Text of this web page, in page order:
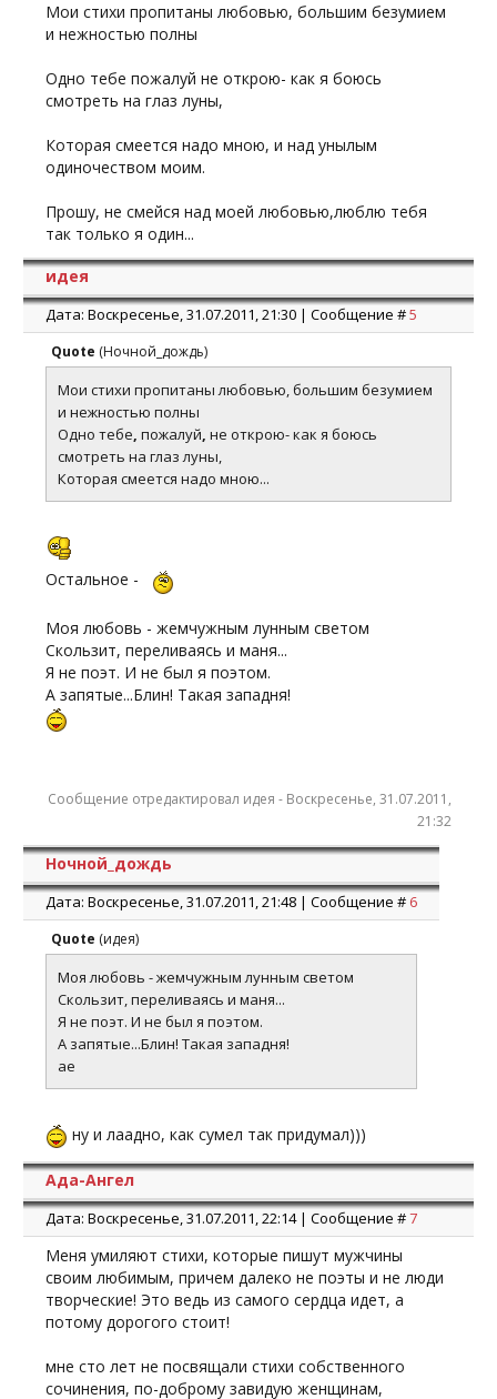
Мои стихи пропитаны любовью, большим безумием
и нежностью полны
Одно тебе пожалуй не открою- как я боюсь
смотреть на глаз луны,
Которая смеется надо мною, и над унылым
одиночеством моим.
Прошу, не смейся над моей любовью,люблю тебя
так только я один...
идея
Дата: Воскресенье, 31.07.2011, 21:30 | Сообщение #5
Quote (Ночной_дождь)
Мои стихи пропитаны любовью, большим безумием
и нежностью полны
Одно тебе, пожалуй, не открою- как я боюсь
смотреть на глаз луны,
Которая смеется надо мною...
Остальное -
Моя любовь - жемчужным лунным светом
Скользит, переливаясь и маня...
Я не поэт. И не был я поэтом.
А запятые...Блин! Такая западня!
Сообщение отредактировал идея - Воскресенье, 31.07.2011,
21:32
Ночной_дождь
Дата: Воскресенье, 31.07.2011, 21:48 | Сообщение # 6
Quote (идея)
Моя любовь - жемчужным лунным светом
Скользит, переливаясь и маня...
Я не поэт. И не был я поэтом.
А запятые...Блин! Такая западня!
ae
ну и лаадно, как сумел так придумал)))
Ада-Ангел
Дата: Воскресенье, 31.07.2011, 22:14 | Сообщение #7
Меня умиляют стихи, которые пишут мужчины
своим любимым, причем далеко не поэты и не люди
творческие! Это ведь из самого сердца идет, а
потому дорогого стоит!
мне сто лет не посвящали стихи собственного
сочинения, по-доброму завидую женщинам,